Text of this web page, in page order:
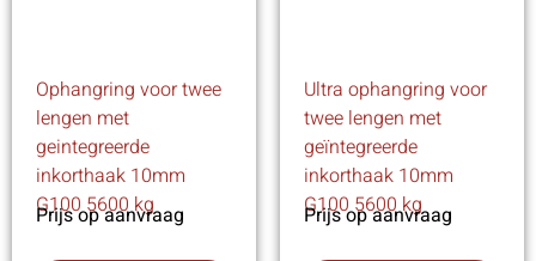
Ophangring voor twee
lengen met
geintegreerde
inkorthaak 10mm
G100 5600 kg
Prijs op aanvraag
Ultra ophangring voor
twee lengen met
geïntegreerde
inkorthaak 10mm
G100 5600 kg
Prijs op aanvraag